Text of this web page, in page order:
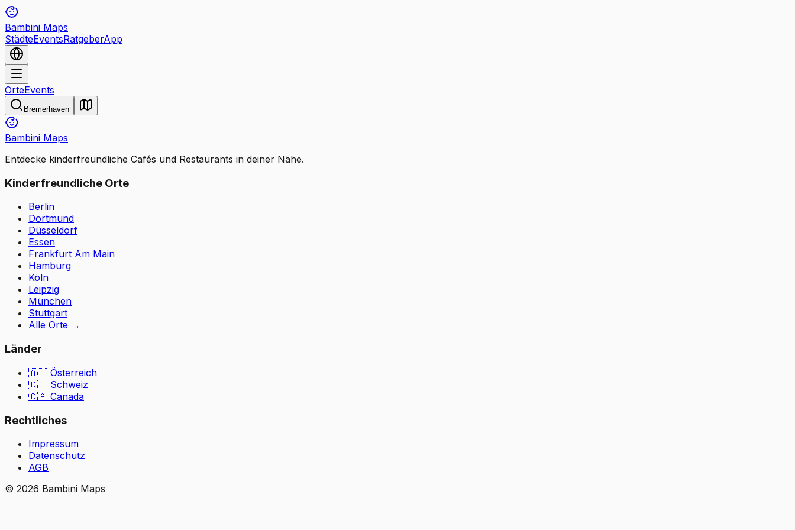
Bambini Maps
StädteEventsRatgeberApp
OrteEvents
Bremerhaven
Bambini Maps
Entdecke kinderfreundliche Cafés und Restaurants in deiner Nähe.
Kinderfreundliche Orte
Berlin
Dortmund
Düsseldorf
Essen
Frankfurt Am Main
Hamburg
Köln
Leipzig
München
Stuttgart
Alle Orte →
Länder
🇦🇹 Österreich
🇨🇭 Schweiz
🇨🇦 Canada
Rechtliches
Impressum
Datenschutz
AGB
© 2026 Bambini Maps